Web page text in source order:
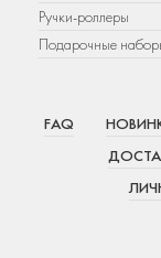
Ручки-роллеры
Подарочные
FAQ